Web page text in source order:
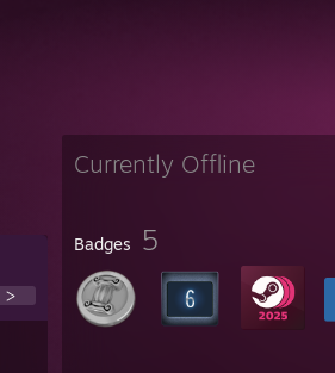
Currently Offline
Badges 5
>